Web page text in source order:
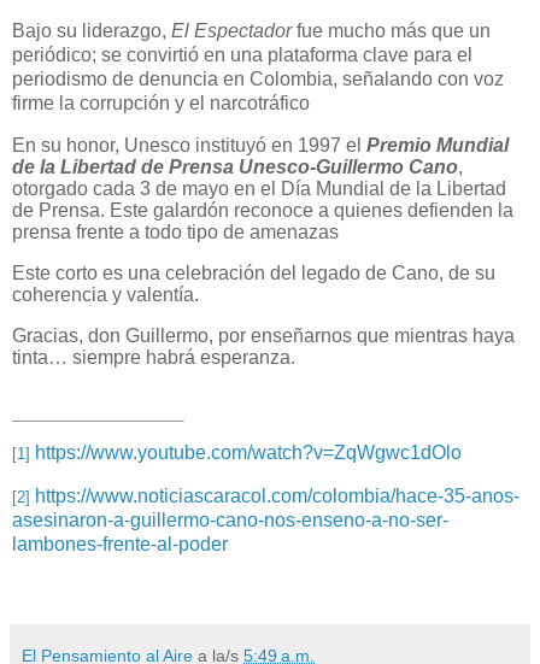
Bajo su liderazgo, El Espectadorfue mucho más que un
periódico; se convirtió en una plataforma clave para el
periodismo de denuncia en Colombia, señalando con voz
firme la corrupción y el narcotráfico
En su honor, Unesco instituyó en 1997 el Premio Mundial
de la Libertad de Prensa Unesco-Guillermo Cano,
otorgado cada 3 de mayo en el Día Mundial de la Libertad
de Prensa. Este galardón reconoce a quienes defienden la
prensa frente a todo tipo de amenazas
Este corto es una celebración del legado de Cano, de su
coherencia y valentía.
Gracias, don Guillermo, por enseñarnos que mientras haya
tinta… siempre habrá esperanza.
[1] https://www.youtube.com/watch?v=ZqWgwc1dOlo
[2] https://www.noticiascaracol.com/colombia/hace-35-anos-
asesinaron-a-guillermo-cano-nos-enseno-a-no-ser-
lambones-frente-al-poder
El Pensamiento al Aire a la/s 5:49 a.m.